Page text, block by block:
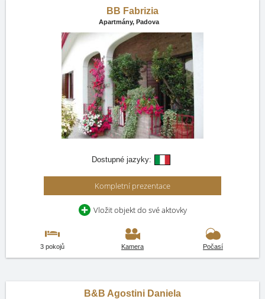
BB Fabrizia
Apartmány, Padova
Dostupné jazyky:
Kompletní prezentace
Vložit objekt do své aktovky
3 pokojů Kamera Počasí
B&B Agostini Daniela